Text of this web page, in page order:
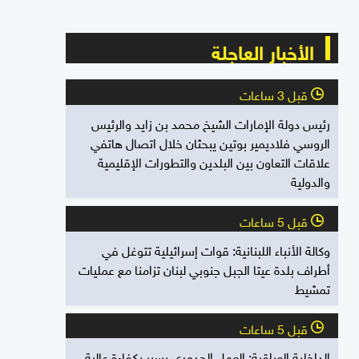
الأخبار العاجلة
l قبل 3 ساعات
رئيس دولة الإمارات الشيخ محمد بن زايد والرئيس
الروسي فلاديمير بوتين يبحثان خلال اتصال هاتفي
علاقات التعاون بين البلدين والتطورات الإقليمية
والدولية
l قبل 5 ساعات
وكالة الأنباء اللبنانية: قوات إسرائيلية تتوغل في
أطراف بلدة عيتا الجبل جنوبي لبنان تزامنا مع عمليات
تمشيط
l قبل 5 ساعات